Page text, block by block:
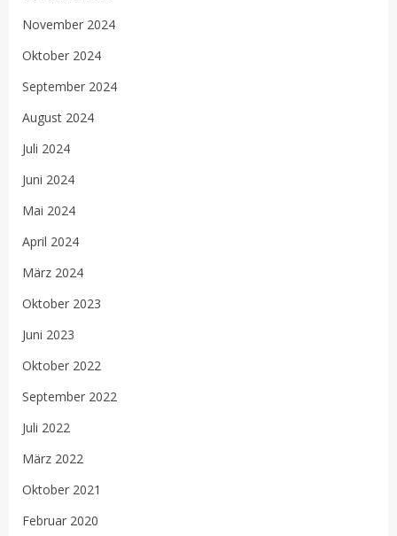
November 2024
Oktober 2024
September 2024
August 2024
Juli 2024
Juni 2024
Mai 2024
April 2024
März 2024
Oktober 2023
Juni 2023
Oktober 2022
September 2022
Juli 2022
März 2022
Oktober 2021
Februar 2020